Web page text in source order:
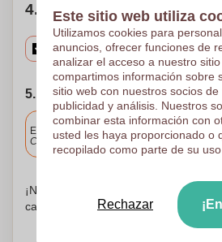
4. Elige tu cantidad
5. Elija su fecha de envío
Entrega estándar
Cargue y apruebe sus archivos antes de
¡No te preocupes! Simplemente suba
canasta de compras
Este sitio web utiliza
Utilizamos cookies para
anuncios, ofrecer funciones de
analizar el acceso a nuestro
compartimos información sobre
sitio web con nuestros socios de
publicidad y análisis. Nuestros
combinar esta información con
usted les haya proporcionado o
recopilado como parte de su
Rechazar